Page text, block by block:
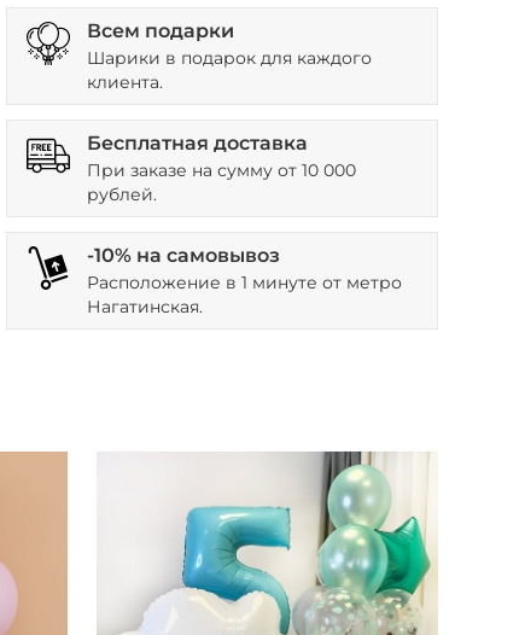
Всем подарки
Шарики в подарок для каждого
клиента.
Бесплатная доставка
При заказе на сумму от 10 000
рублей.
-10% на самовывоз
Расположение в 1 минуте от метро
Нагатинская.